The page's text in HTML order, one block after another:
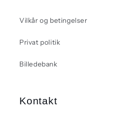
Vilkår og betingelser
Privat politik
Billedebank
Kontakt